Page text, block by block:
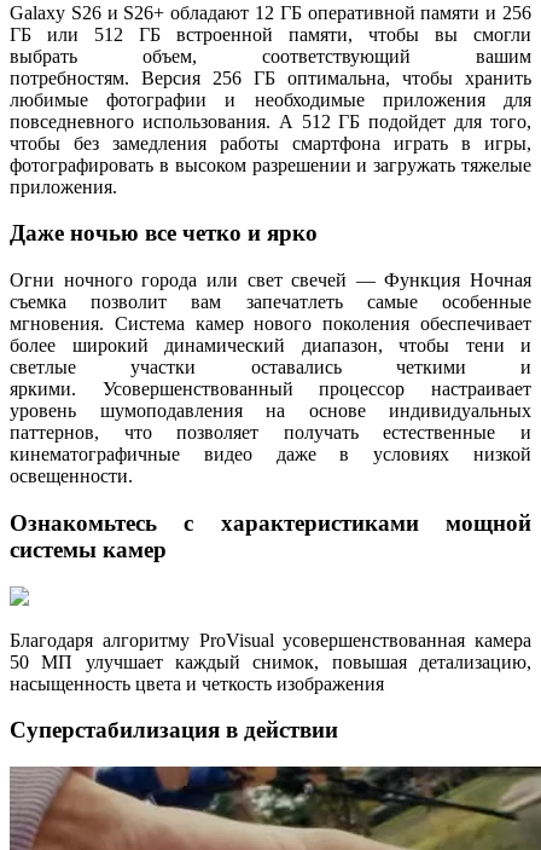
Galaxy S26 и S26+ обладают 12 ГБ оперативной памяти и 256
ГБ или 512 ГБ встроенной памяти, чтобы вы смогли
выбрать объем, соответствующий вашим
потребностям. Версия 256 ГБ оптимальна, чтобы хранить
любимые фотографии и необходимые приложения для
повседневного использования. А 512 ГБ подойдет для того,
чтобы без замедления работы смартфона играть в игры,
фотографировать в высоком разрешении и загружать тяжелые
приложения.
Даже ночью все четко и ярко
Огни ночного города или свет свечей — Функция Ночная
съемка позволит вам запечатлеть самые особенные
мгновения. Система камер нового поколения обеспечивает
более широкий динамический диапазон, чтобы тени и
светлые участки оставались четкими и
яркими. Усовершенствованный процессор настраивает
уровень шумоподавления на основе индивидуальных
паттернов, что позволяет получать естественные и
кинематографичные видео даже в условиях низкой
освещенности.
Ознакомьтесь с характеристиками мощной
системы камер
Благодаря алгоритму ProVisual усовершенствованная камера
50 МП улучшает каждый снимок, повышая детализацию,
насыщенность цвета и четкость изображения
Суперстабилизация в действии